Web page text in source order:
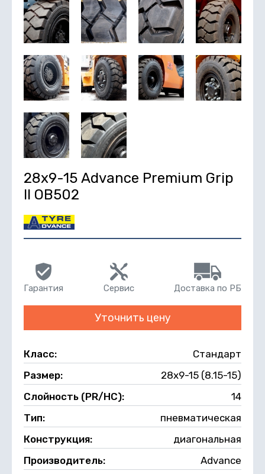
28х9-15 Advance Premium Grip
II OB502
Гарантия Сервис Доставка по РБ
Уточнить цену
Класс:
Стандарт
Размер:
28х9-15 (8.15-15)
Слойность (PR/НС):
14
Тип:
пневматическая
Конструкция:
диагональная
Производитель:
Advance